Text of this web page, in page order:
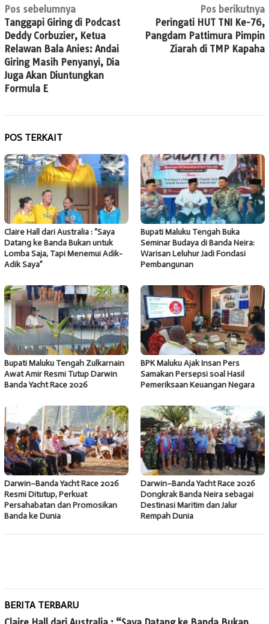
Navigasi
pos
Pos sebelumnya
Tanggapi Giring di Podcast
Deddy Corbuzier, Ketua
Relawan Bala Anies: Andai
Giring Masih Penyanyi, Dia
Juga Akan Diuntungkan
Formula E
Pos berikutnya
Peringati HUT TNI Ke-76,
Pangdam Pattimura Pimpin
Ziarah di TMP Kapaha
POS TERKAIT
Claire Hall dari Australia : “Saya
Datang ke Banda Bukan untuk
Lomba Saja, Tapi Menemui Adik-
Adik Saya”
Bupati Maluku Tengah Buka
Seminar Budaya di Banda Neira:
Warisan Leluhur Jadi Fondasi
Pembangunan
Bupati Maluku Tengah Zulkarnain
Awat Amir Resmi Tutup Darwin
Banda Yacht Race 2026
BPK Maluku Ajak Insan Pers
Samakan Persepsi soal Hasil
Pemeriksaan Keuangan Negara
Darwin–Banda Yacht Race 2026
Resmi Ditutup, Perkuat
Persahabatan dan Promosikan
Banda ke Dunia
Darwin–Banda Yacht Race 2026
Dongkrak Banda Neira sebagai
Destinasi Maritim dan Jalur
Rempah Dunia
BERITA TERBARU